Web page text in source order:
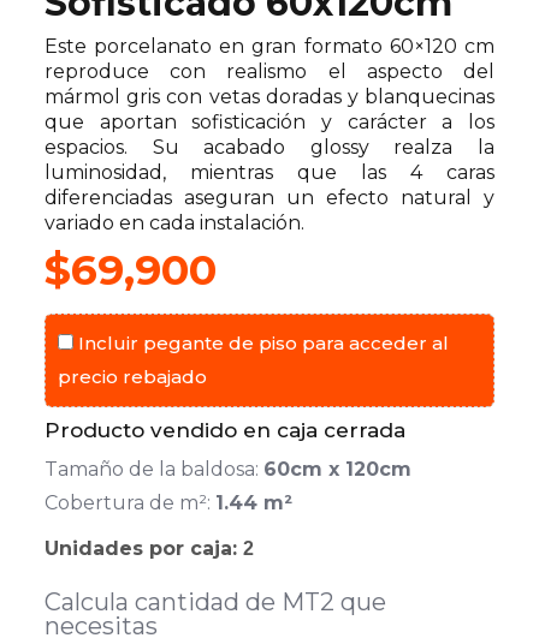
Este porcelanato en gran formato 60×120 cm
reproduce con realismo el aspecto del
mármol gris con vetas doradas y blanquecinas
que aportan sofisticación y carácter a los
espacios. Su acabado glossy realza la
luminosidad, mientras que las 4 caras
diferenciadas aseguran un efecto natural y
variado en cada instalación.
$69,900
Incluir pegante de piso para acceder al
precio rebajado
Producto vendido en caja cerrada
Tamaño de la baldosa: 60cm x 120cm
Cobertura de m²: 1.44 m²
Unidades por caja: 2
Calcula cantidad de MT2 que
necesitas